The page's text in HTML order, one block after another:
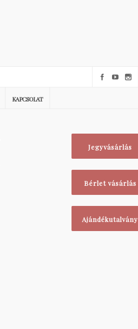
KAPCSOLAT
Jegyvásárlás
Bérlet vásárlás
Ajándékutalvány